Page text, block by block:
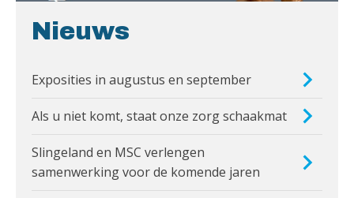
Nieuws
Exposities in augustus en september
Als u niet komt, staat onze zorg schaakmat
Slingeland en MSC verlengen
samenwerking voor de komende jaren